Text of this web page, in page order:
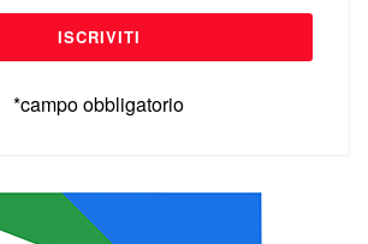
*campo obbligatorio